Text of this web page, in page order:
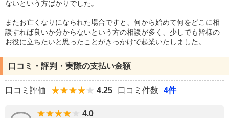
ないという方ばかりでした。
またお亡くなりになられた場合ですと、何から始めて何をどこに相
談すれば良いか分からないという方の相談が多く、少しでも皆様の
お役に立ちたいと思ったことがきっかけで起業いたしました。
口コミ・評判・実際の支払い金額
口コミ評価 4.25 口コミ件数 4件
4.0